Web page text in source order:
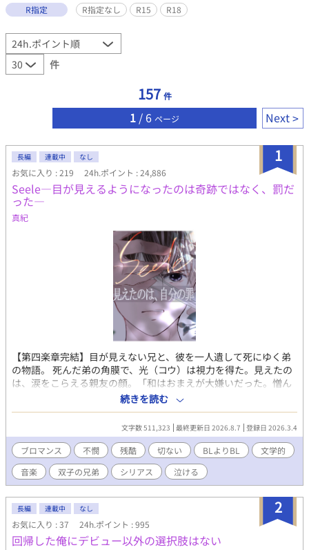
R指定
R指定なし R15 R18
件
157 件
1 / 6 ページ Next
1
長編 連載中 なし
お気に入り : 219 24h.ポイント : 24,886
Seele―目が見えるようになったのは奇跡ではなく、罰だ
った―
真紀
【第四楽章完結】目が見えない兄と、彼を一人遺して死にゆく弟
の物語。 死んだ弟の角膜で、光（コウ）は視力を得た。見えたの
は、涙をこらえる親友の顔。「和はおまえが大嫌いだった。憎ん
でた。だからおまえに目をくれたんだよ」光が歌をやめたのは、
その日からだ。 あの人が泣きながら殴るたび、光は願う。「どう
か明日は、早く壊れてしまえますように」と。 光は音楽を捨て、
達哉は涙を隠せないまま、二人は同じ世界に立ち続ける。 これ
は、赦しのない世界で、それでも生きようとする者たちの物語。
ブロマンス寄りですがBL好きな方に読んで欲しい作品です。 「ノ
ンケを堕とすノンケ」が好物の方、ぜひどうぞ。
続きを読む
文字数 511,323 最終更新日 2026.8.7 登録日 2026.3.4
ブロマンス 不憫 残酷 切ない BLよりBL
文学的
音楽
双子の兄弟 シリアス 泣ける
2
長編 連載中 なし
お気に入り : 37 24h.ポイント : 995
回帰した俺にデビュー以外の選択肢はない